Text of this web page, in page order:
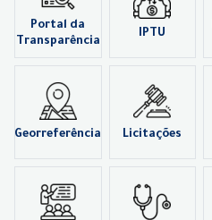
Portal da
Transparência
IPTU
Georreferência Licitações